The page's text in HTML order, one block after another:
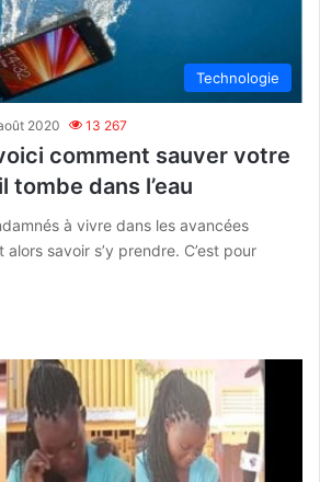
Technologie
2020 13 267
comment sauver votre
tombe dans l’eau
à vivre dans les avancées
savoir s’y prendre. C’est pour